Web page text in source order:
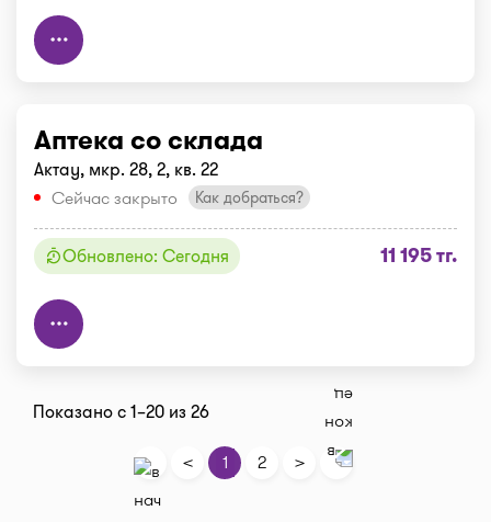
Аптека со склада
Актау, мкр. 28, 2, кв. 22
Сейчас закрыто
Как добраться?
Обновлено: Сегодня 11 195 тг.
Показано с 1–20 из 26
<
1 2 >